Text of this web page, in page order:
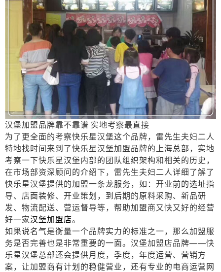
汉堡加盟品牌靠不靠谱 实地考察最直接
为了更全面的考察快乐星汉堡这个品牌，雷先生夫妇二人
特地找时间来到了快乐星汉堡加盟品牌的上海总部，实地
考察一下快乐星汉堡内部的团队组织架构和相关的历史，
在市场部资深顾问的介绍下，雷先生夫妇二人详细了解了
快乐星汉堡提供的加盟一条龙服务，如：开业前的选址指
导、店面装修、开业策划，到后期的原料采购、新品研
发、物流配送、营运督导等，帮助加盟商又快又好的经营
好一家汉堡加盟店。
如果说名气是衡量一个品牌实力的标准之一，那么加盟服
务是否完善也是非常重要的一面。汉堡加盟店品牌——快
乐星汉堡总部还会提供月度，季度，年度运营、营销方
案，让加盟商有计划的稳健营业，还有专业的电商运营网